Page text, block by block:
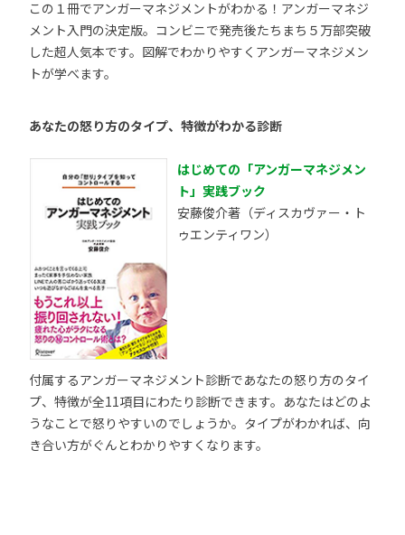
この１冊でアンガーマネジメントがわかる！アンガーマネジ
メント入門の決定版。コンビニで発売後たちまち５万部突破
した超人気本です。図解でわかりやすくアンガーマネジメン
トが学べます。
あなたの怒り方のタイプ、特徴がわかる診断
はじめての「アンガーマネジメン
ト」実践ブック
安藤俊介著（ディスカヴァー・ト
ゥエンティワン）
付属するアンガーマネジメント診断であなたの怒り方のタイ
プ、特徴が全11項目にわたり診断できます。あなたはどのよ
うなことで怒りやすいのでしょうか。タイプがわかれば、向
き合い方がぐんとわかりやすくなります。